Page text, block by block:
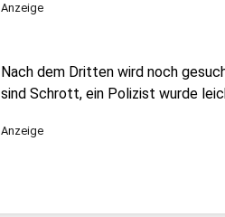
Anzeige
Nach dem Dritten wird noch
sind Schrott, ein Polizist wurde
Anzeige